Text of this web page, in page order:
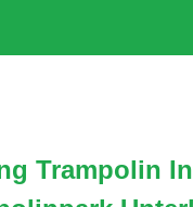
Trampolin